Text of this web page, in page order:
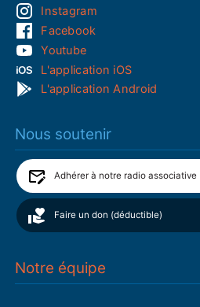
Instagram
Facebook
Youtube
L'application iOS
L'application Android
Nous soutenir
Adhérer à notre radio associative
Faire un don (déductible)
Notre équipe